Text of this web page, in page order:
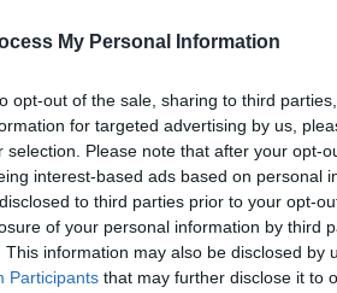
My Personal Information
opt-out of the sale, sharing to third
for targeted advertising by us,
selection. Please note that after your opt-
interest-based ads based on personal
to third parties prior to your opt-
of your personal information by third
This information may also be disclosed by
Participants that may further disclose it to
scrutinul pentru Președinție să fie